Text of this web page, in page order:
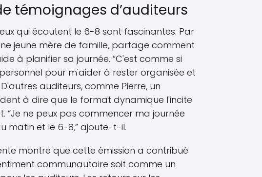
témoignages d’auditeurs
qui écoutent le 6-8 sont fascinantes. Par
jeune mère de famille, partage comment
à planifier sa journée. “C'est comme si
pour m'aider à rester organisée et
auditeurs, comme Pierre, un
à dire que le format dynamique l'incite
“Je ne peux pas commencer ma journée
matin et le 6-8,” ajoute-t-il.
montre que cette émission a contribué
communautaire soit comme un